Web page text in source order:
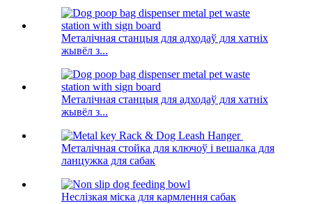
Металічная станцыя для адходаў для хатніх
жывёл з...
Металічная станцыя для адходаў для хатніх
жывёл з...
Металічная стойка для ключоў і вешалка для
ланцужка для сабак
Неслізкая міска для кармлення сабак